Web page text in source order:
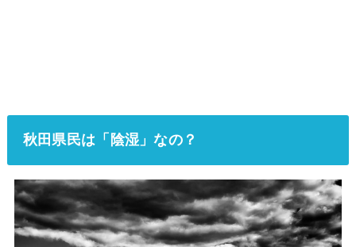
秋田県民は「陰湿」なの？